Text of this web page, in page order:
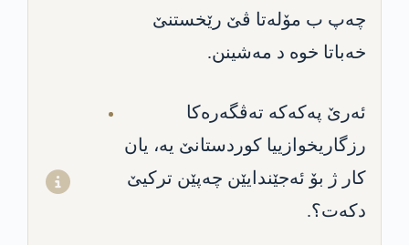
چه‌پ ب مۆله‌تا ڤێ رێخستنێ
خه‌باتا خوه‌ د مه‌شینن‌.
ئه‌رێ په‌كه‌كه‌ ته‌ڤگه‌ره‌كا‌
رزگاریخوازییا كوردستانێ یه‌، یان‌
كار ژ بۆ ئه‌جێندایێن چه‌پێن تركیێ
دكه‌ت؟‌.